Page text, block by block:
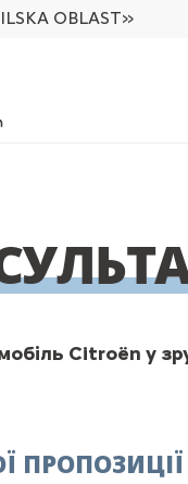
OBLAST»
Citroën у